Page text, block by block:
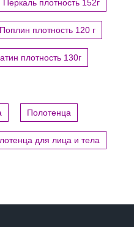
Перкаль плотность 152г
Поплин плотность 120 г
плотность 130г
Полотенца
для лица и тела